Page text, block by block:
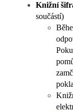
Knižní
součástí)